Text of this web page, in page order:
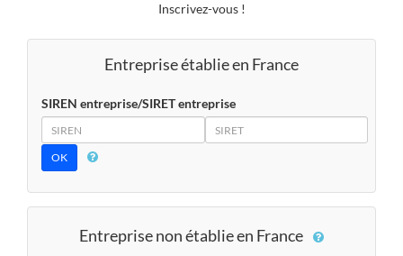
Inscrivez-vous !
Entreprise établie en France
SIREN entreprise/SIRET entreprise
SIREN
SIRET
Entreprise non établie en France